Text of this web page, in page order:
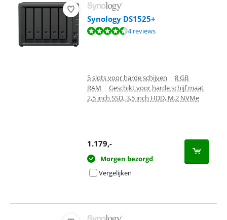
Synology DS1525+
Beoordeling is 9,3 van de 10, gebaseerd op 4 reviews.
4 reviews
5 slots voor harde schijven | 8 GB
RAM | Geschikt voor harde schijf maat
2,5 inch SSD, 3,5 inch HDD, M.2 NVMe
1.179,-
Morgen bezorgd
Vergelijken